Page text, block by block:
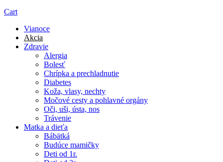
Cart
Vianoce
Akcia
Zdravie
Alergia
Bolesť
Chrípka a prechladnutie
Diabetes
Koža, vlasy, nechty
Močové cesty a pohlavné orgány
Oči, uši, ústa, nos
Trávenie
Matka a dieťa
Bábätká
Budúce mamičky
Deti od 1r.